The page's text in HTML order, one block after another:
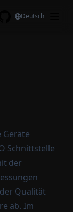
Deutsch
Geräte
Schnittstelle
der
Qualität
ab. Im